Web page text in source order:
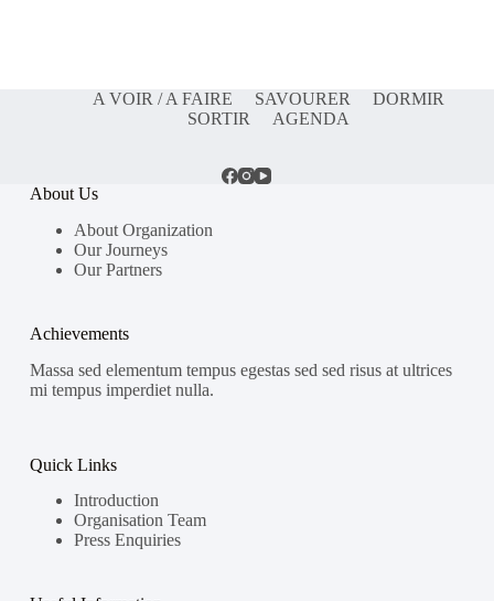
A VOIR / A FAIRE SAVOURER
DORMIR
SORTIR
AGENDA
About Us
About Organization
Our Journeys
Our Partners
Achievements
Massa sed elementum tempus egestas sed sed risus at ultrices
mi tempus imperdiet nulla.
Quick Links
Introduction
Organisation Team
Press Enquiries